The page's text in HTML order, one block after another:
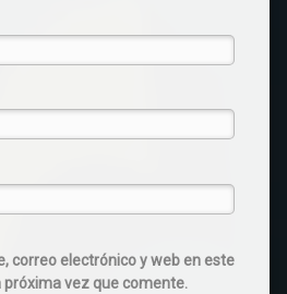
correo electrónico y web en este
próxima vez que comente.